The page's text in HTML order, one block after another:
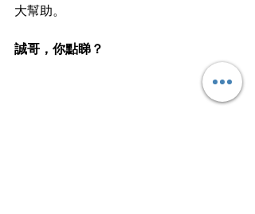
大幫助。
誠哥，你點睇？